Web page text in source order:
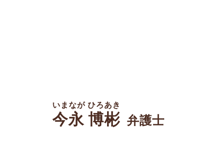
今永 博彬
いまなが ひろあき
弁護士